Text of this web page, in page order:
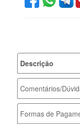
Descrição
Comentários/
Formas de